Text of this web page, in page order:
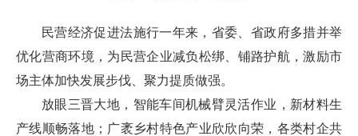
民营经济促进法施行一年来，省委、省政府多措并举
优化营商环境，为民营企业减负松绑、铺路护航，激励市
场主体加快发展步伐、聚力提质做强。
放眼三晋大地，智能车间机械臂灵活作业，新材料生
产线顺畅落地；广袤乡村特色产业欣欣向荣，各类村企共